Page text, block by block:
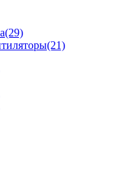
(29)
(21)